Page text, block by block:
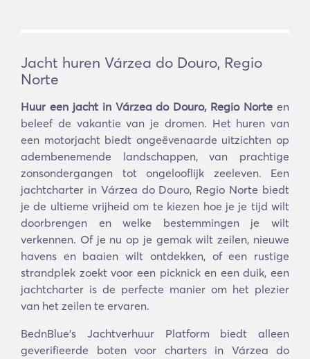
Jacht huren Várzea do Douro, Regio
Norte
Huur een jacht in Várzea do Douro, Regio Norte en
beleef de vakantie van je dromen. Het huren van
een motorjacht biedt ongeëvenaarde uitzichten op
adembenemende landschappen, van prachtige
zonsondergangen tot ongelooflijk zeeleven. Een
jachtcharter in Várzea do Douro, Regio Norte biedt
je de ultieme vrijheid om te kiezen hoe je je tijd wilt
doorbrengen en welke bestemmingen je wilt
verkennen. Of je nu op je gemak wilt zeilen, nieuwe
havens en baaien wilt ontdekken, of een rustige
strandplek zoekt voor een picknick en een duik, een
jachtcharter is de perfecte manier om het plezier
van het zeilen te ervaren.
BednBlue's Jachtverhuur Platform biedt alleen
geverifieerde boten voor charters in Várzea do